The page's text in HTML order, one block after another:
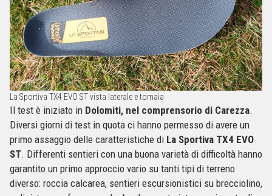
La Sportiva TX4 EVO ST vista laterale e tomaia
Il test è iniziato in Dolomiti, nel comprensorio di Carezza.
Diversi giorni di test in quota ci hanno permesso di avere un
primo assaggio delle caratteristiche di La Sportiva TX4 EVO
ST. Differenti sentieri con una buona varietà di difficoltà hanno
garantito un primo approccio vario su tanti tipi di terreno
diverso: roccia calcarea, sentieri escursionistici su brecciolino,